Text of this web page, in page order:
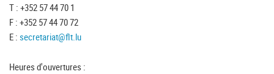
T : +352 57 44 70 1
F : +352 57 44 70 72
E : secretariat@flt.lu
Heures d'ouvertures :